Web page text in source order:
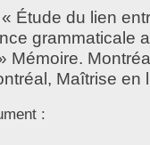
Étude du lien
grammaticale
Mémoire.
Maîtrise en
: